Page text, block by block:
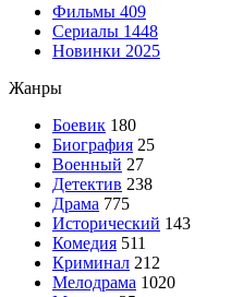
Фильмы 409
Сериалы 1448
Новинки 2025
Жанры
Боевик 180
Биография 25
Военный 27
Детектив 238
Драма 775
Исторический 143
Комедия 511
Криминал 212
Мелодрама 1020